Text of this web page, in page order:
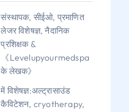
संस्थापक, सीईओ, प्रमाणित
लेजर विशेषज्ञ, नैदानिक ​​
प्रशिक्षक &
《Levelupyourmedspa
के लेखक》
में विशेषज्ञ:अल्ट्रासाउंड
कैविटेशन, cryotherapy,